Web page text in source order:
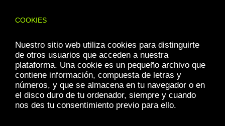
COOKIES
Nuestro sitio web utiliza cookies para distinguirte
de otros usuarios que acceden a nuestra
plataforma. Una cookie es un pequeño archivo que
contiene información, compuesta de letras y
números, y que se almacena en tu navegador o en
el disco duro de tu ordenador, siempre y cuando
nos des tu consentimiento previo para ello.